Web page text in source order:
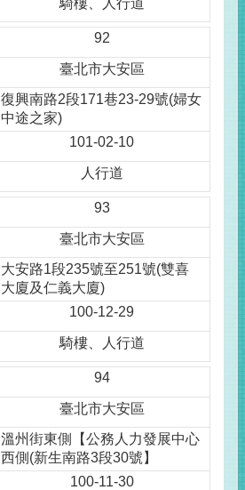
騎樓、人行道
92
臺北市大安區
復興南路2段171巷23-29號(婦女
中途之家)
101-02-10
人行道
93
臺北市大安區
大安路1段235號至251號(雙喜
大廈及仁義大廈)
100-12-29
騎樓、人行道
94
臺北市大安區
溫州街東側【公務人力發展中心
西側(新生南路3段30號】
100-11-30